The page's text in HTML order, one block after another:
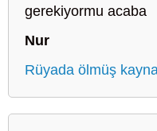
gerekiyormu acaba
Nur
Rüyada ölmüş